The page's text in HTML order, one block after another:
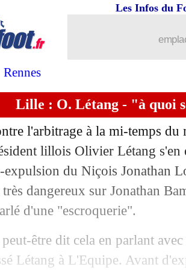
Rennes
Les Infos du
Lille : O. Létang - "à quoi
l'arbitrage à la mi-temps
lillois Olivier Létang s'en
expulsion du Niçois Jonathan
dangereux sur Jonathan
d'une "escroquerie".
être dit cela en parlant
Létang à L'Equipe. Avant
: A. Magne, nouveau
tuile pour Varane...
: Bale, Mason refuse de
Almada, l'Inter en
: Bale a retrouvé le sourire
: Javi Gracia limogé (officiel)
: Håland, Kehl rejoint Zorc